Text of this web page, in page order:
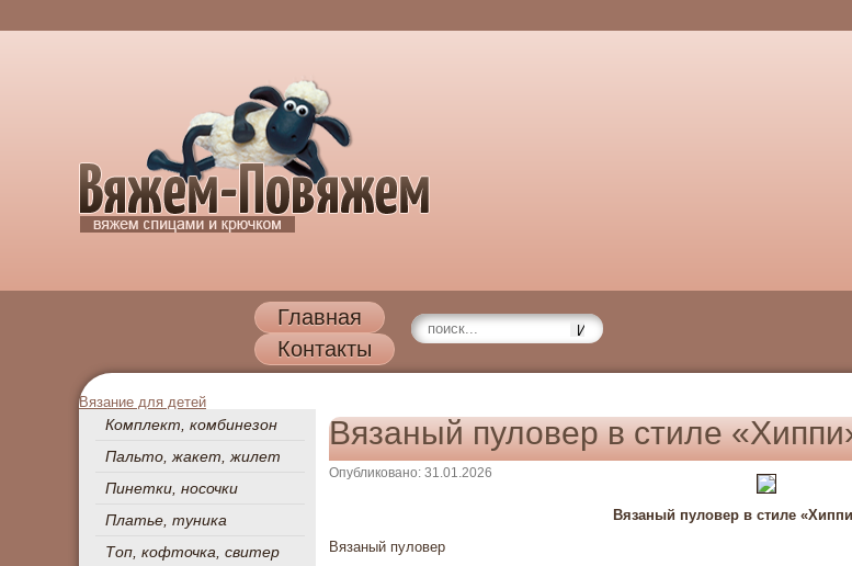
Главная
Контакты
Вязание для детей
Комплект, комбинезон
Пальто, жакет, жилет
Пинетки, носочки
Платье, туника
Топ, кофточка, свитер
Вязаный пуловер в стиле
Опубликовано: 31.01.2026
Вязаный пуловер в стиле
Вязаный пуловер